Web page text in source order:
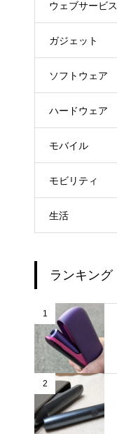
ウェブサービス
ガジェット
ソフトウェア
ハードウェア
モバイル
モビリティ
生活
ランキング
1
2